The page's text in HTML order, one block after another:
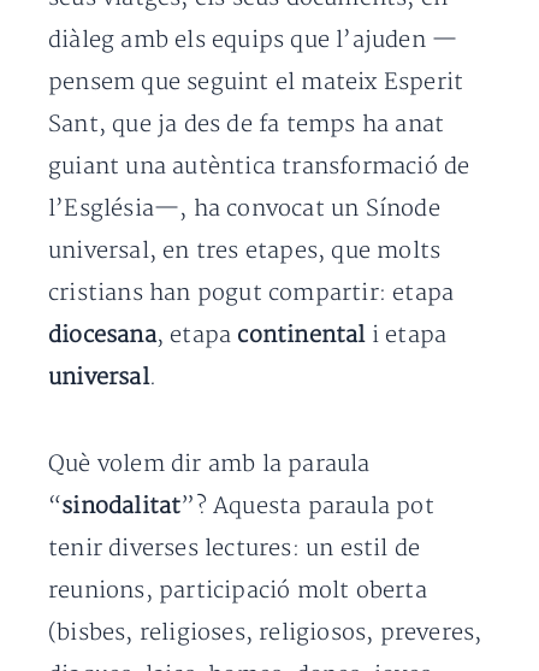
diàleg amb els equips que l’ajuden —
pensem que seguint el mateix Esperit
Sant, que ja des de fa temps ha anat
guiant una autèntica transformació de
l’Església—, ha convocat un Sínode
universal, en tres etapes, que molts
cristians han pogut compartir: etapa
diocesana, etapa continental i etapa
universal.
Què volem dir amb la paraula
“sinodalitat”? Aquesta paraula pot
tenir diverses lectures: un estil de
reunions, participació molt oberta
(bisbes, religioses, religiosos, preveres,